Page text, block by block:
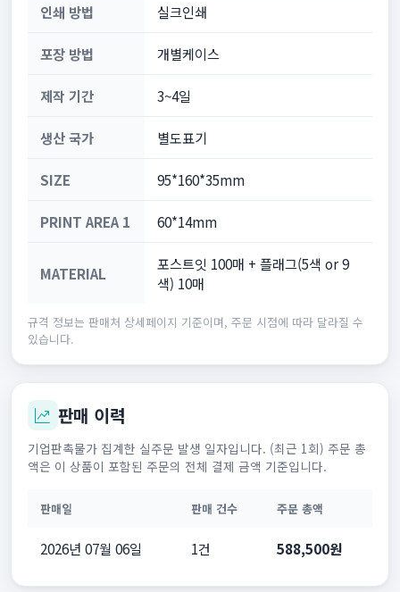
인쇄 방법 실크인쇄
포장 방법 개별케이스
제작 기간 3~4일
생산 국가 별도표기
SIZE 95*160*35mm
PRINT AREA 1 60*14mm
MATERIAL
포스트잇 100매 + 플래그(5색 or 9
색) 10매
규격 정보는 판매처 상세페이지 기준이며, 주문 시점에 따라 달라질 수
있습니다.
판매 이력
기업판촉물가 집계한 실주문 발생 일자입니다. (최근 1회) 주문 총
액은 이 상품이 포함된 주문의 전체 결제 금액 기준입니다.
판매일 판매 건수 주문 총액
2026년 07월 06일 1건 588,500원